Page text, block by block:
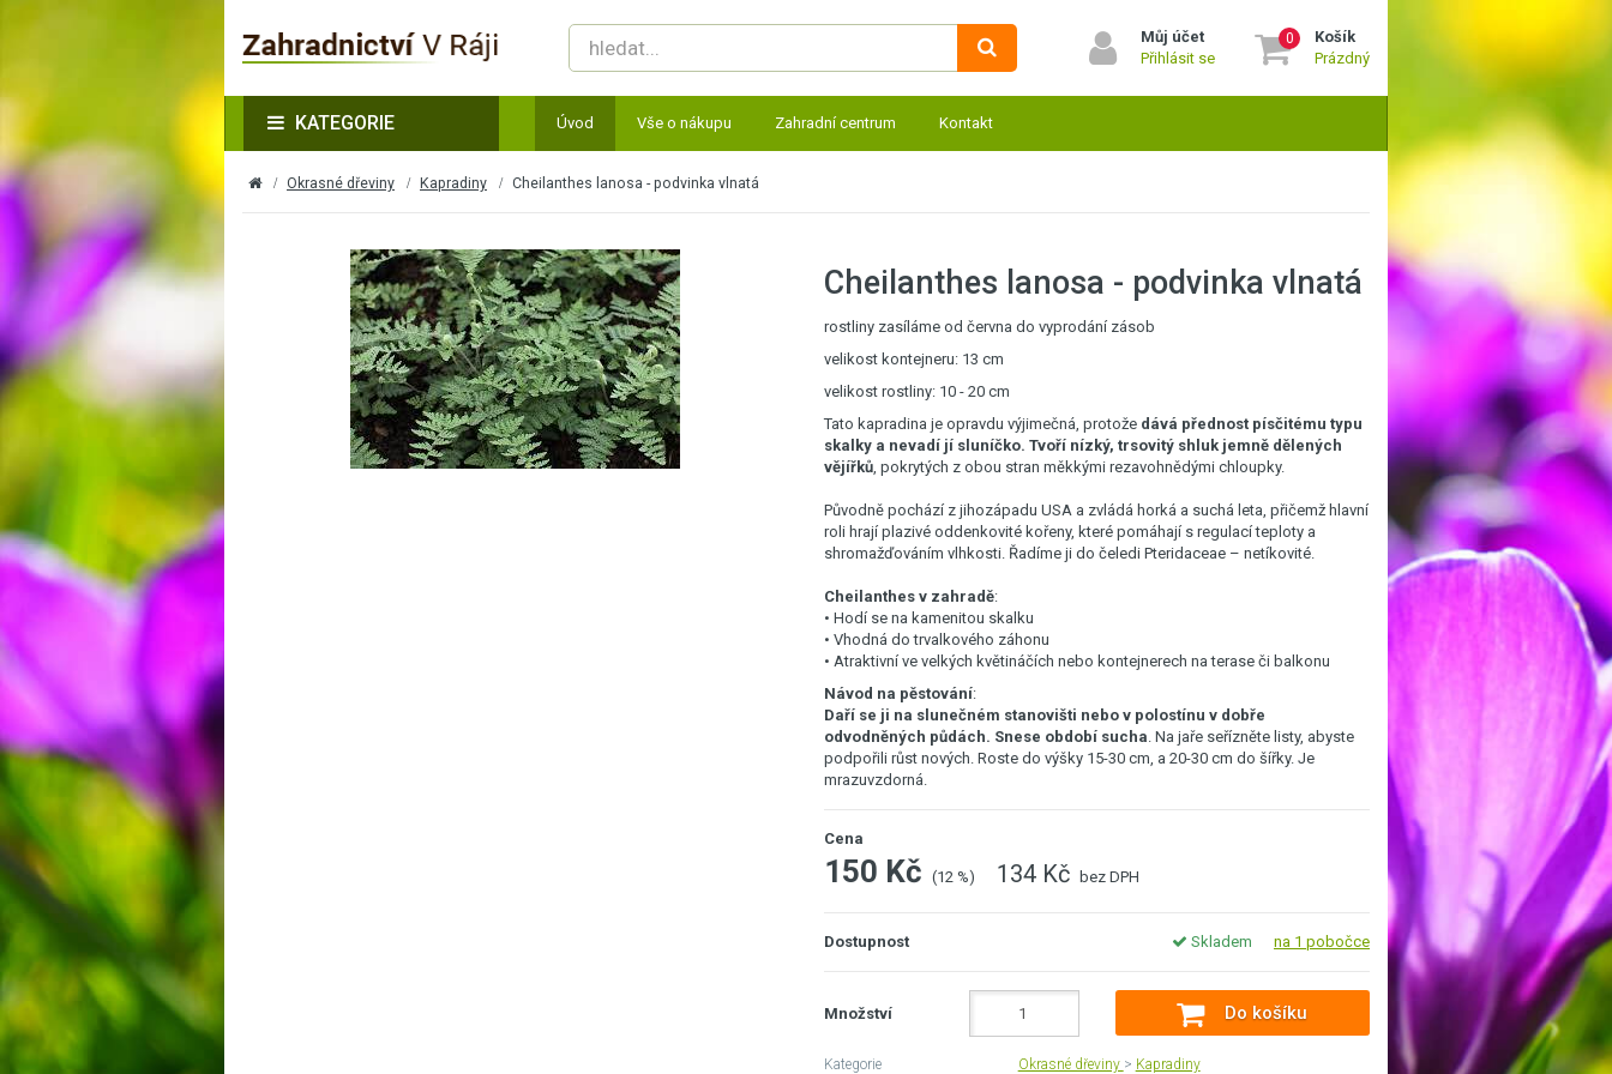
Můj účet
Přihlásit se
0
Košík
Prázdný
KATEGORIE Úvod Vše o nákupu Zahradní centrum Kontakt
Okrasné dřeviny Kapradiny Cheilanthes lanosa - podvinka vlnatá
Cheilanthes lanosa - podvinka vlnatá
rostliny zasíláme od června do vyprodání zásob
velikost kontejneru: 13 cm
velikost rostliny: 10 - 20 cm
Tato kapradina je opravdu výjimečná, protože dává přednost písčitému typu
skalky a nevadí jí sluníčko. Tvoří nízký, trsovitý shluk jemně dělených
vějířků, pokrytých z obou stran měkkými rezavohnědými chloupky.
Původně pochází z jihozápadu USA a zvládá horká a suchá leta, přičemž hlavní
roli hrají plazivé oddenkovité kořeny, které pomáhají s regulací teploty a
shromažďováním vlhkosti. Řadíme ji do čeledi Pteridaceae – netíkovité.
Cheilanthes v zahradě:
• Hodí se na kamenitou skalku
• Vhodná do trvalkového záhonu
• Atraktivní ve velkých květináčích nebo kontejnerech na terase či balkonu
Návod na pěstování:
Daří se ji na slunečném stanovišti nebo v polostínu v dobře
odvodněných půdách. Snese období sucha. Na jaře seřízněte listy, abyste
podpořili růst nových. Roste do výšky 15-30 cm, a 20-30 cm do šířky. Je
mrazuvzdorná.
Cena
150 Kč (12 %) 134 Kč bez DPH
Dostupnost Skladem na 1 pobočce
Množství Do košíku
Kategorie Okrasné dřeviny > Kapradiny